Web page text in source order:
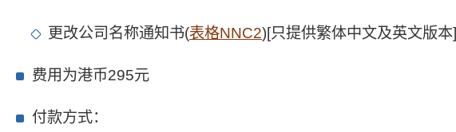
更改公司名称通知书(表格NNC2)[只提供繁体中文及英文版本]
费用为港币295元
付款方式：